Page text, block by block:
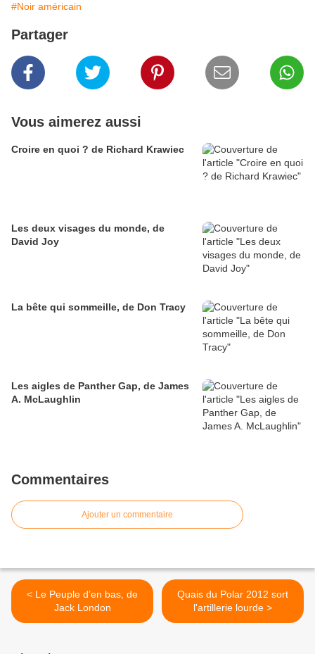
#Noir américain
Partager
Vous aimerez aussi
Croire en quoi ? de Richard Krawiec
Les deux visages du monde, de
David Joy
La bête qui sommeille, de Don Tracy
Les aigles de Panther Gap, de James
A. McLaughlin
Commentaires
Ajouter un commentaire
< Le Peuple d’en bas, de
Jack London
Quais du Polar 2012 sort
l'artillerie lourde >